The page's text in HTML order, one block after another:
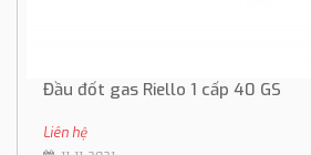
Đầu đốt gas Riello 1 cấp 40 GS
Liên hệ